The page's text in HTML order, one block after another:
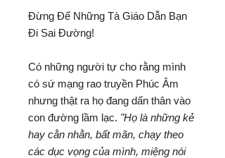
Đừng Để Những Tà Giáo Dẫn Bạn
Đi Sai Đường!
Có những người tự cho rằng mình
có sứ mạng rao truyền Phúc Âm
nhưng thật ra họ đang dấn thân vào
con đường lầm lạc. "Họ là những kẻ
hay cằn nhằn, bất mãn, chạy theo
các dục vọng của mình, miệng nói